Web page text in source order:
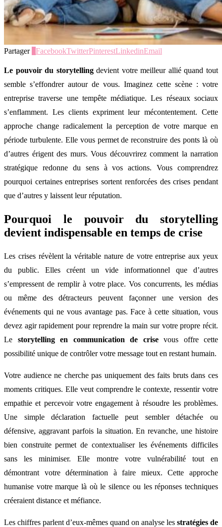
Partager FacebookTwitterPinterestLinkedinEmail
Le pouvoir du storytellingdevient votre meilleur allié quand tout
semble s’effondrer autour de vous. Imaginez cette scène : votre
entreprise traverse une tempête médiatique. Les réseaux sociaux
s’enflamment. Les clients expriment leur mécontentement. Cette
approche change radicalement la perception de votre marque en
période turbulente. Elle vous permet de reconstruire des ponts là où
d’autres érigent des murs. Vous découvrirez comment la narration
stratégique redonne du sens à vos actions. Vous comprendrez
pourquoi certaines entreprises sortent renforcées des crises pendant
que d’autres y laissent leur réputation.
Pourquoi le pouvoir du storytelling
devient indispensable en temps de crise
Les crises révèlent la véritable nature de votre entreprise aux yeux
du public. Elles créent un vide informationnel que d’autres
s’empressent de remplir à votre place. Vos concurrents, les médias
ou même des détracteurs peuvent façonner une version des
événements qui ne vous avantage pas. Face à cette situation, vous
devez agir rapidement pour reprendre la main sur votre propre récit.
Le storytelling en communication de crisevous offre cette
possibilité unique de contrôler votre message tout en restant humain.
Votre audience ne cherche pas uniquement des faits bruts dans ces
moments critiques. Elle veut comprendre le contexte, ressentir votre
empathie et percevoir votre engagement à résoudre les problèmes.
Une simple déclaration factuelle peut sembler détachée ou
défensive, aggravant parfois la situation. En revanche, une histoire
bien construite permet de contextualiser les événements difficiles
sans les minimiser. Elle montre votre vulnérabilité tout en
démontrant votre détermination à faire mieux. Cette approche
humanise votre marque là où le silence ou les réponses techniques
créeraient distance et méfiance.
Les chiffres parlent d’eux-mêmes quand on analyse les stratégies de